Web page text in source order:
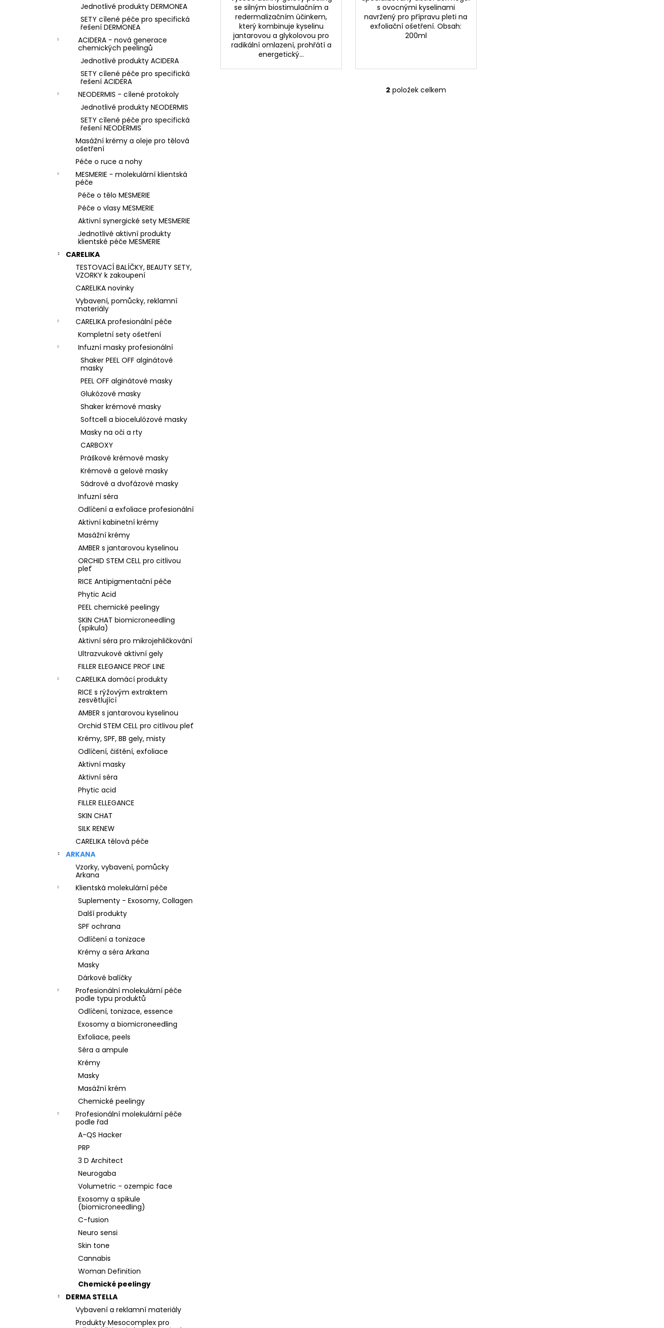
Jednotlivé produkty DERMONEA
SETY cílené péče pro specifická
řešení DERMONEA
ACIDERA - nová generace
chemických peelingů
Jednotlivé produkty ACIDERA
SETY cílené péče pro specifická
řešení ACIDERA
NEODERMIS - cílené protokoly
Jednotlivé produkty NEODERMIS
SETY cílené péče pro specifická
řešení NEODERMIS
Masážní krémy a oleje pro tělová
ošetření
Péče o ruce a nohy
MESMERIE - molekulární klientská
péče
Péče o tělo MESMERIE
Péče o vlasy MESMERIE
Aktivní synergické sety MESMERIE
Jednotlivé aktivní produkty
klientské péče MESMERIE
CARELIKA
TESTOVACÍ BALÍČKY, BEAUTY SETY,
VZORKY k zakoupení
CARELIKA novinky
Vybavení, pomůcky, reklamní
materiály
CARELIKA profesionální péče
Kompletní sety ošetření
Infuzní masky profesionální
Shaker PEEL OFF alginátové
masky
PEEL OFF alginátové masky
Glukózové masky
Shaker krémové masky
Softcell a biocelulózové masky
Masky na oči a rty
CARBOXY
Práškové krémové masky
Krémové a gelové masky
Sádrové a dvofázové masky
Infuzní séra
Odlíčení a exfoliace profesionální
Aktivní kabinetní krémy
Masážní krémy
AMBER s jantarovou kyselinou
ORCHID STEM CELL pro citlivou
pleť
RICE Antipigmentační péče
Phytic Acid
PEEL chemické peelingy
SKIN CHAT biomicroneedling
(spikula)
Aktivní séra pro mikrojehličkování
Ultrazvukové aktivní gely
FILLER ELEGANCE PROF LINE
CARELIKA domácí produkty
RICE s rýžovým extraktem
zesvětlující
AMBER s jantarovou kyselinou
Orchid STEM CELL pro citlivou pleť
Krémy, SPF, BB gely, misty
Odlíčení, čištění, exfoliace
Aktivní masky
Aktivní séra
Phytic acid
FILLER ELLEGANCE
SKIN CHAT
SILK RENEW
CARELIKA tělová péče
ARKANA
Vzorky, vybavení, pomůcky
Arkana
Klientská molekulární péče
Suplementy - Exosomy, Collagen
Další produkty
SPF ochrana
Odlíčení a tonizace
Krémy a séra Arkana
Masky
Dárkové balíčky
Profesionální molekulární péče
podle typu produktů
Odlíčení, tonizace, essence
Exosomy a biomicroneedling
Exfoliace, peels
Séra a ampule
Krémy
Masky
Masážní krém
Chemické peelingy
Profesionální molekulární péče
podle řad
A-QS Hacker
PRP
3 D Architect
Neurogaba
Volumetric - ozempic face
Exosomy a spikule
(biomicroneedling)
C-fusion
Neuro sensi
Skin tone
Cannabis
Woman Definition
Chemické peelingy
DERMA STELLA
Vybavení a reklamní materiály
Produkty Mesocomplex pro
se silným biostimulačním a
redermalizačním účinkem,
který kombinuje kyselinu
jantarovou a glykolovou pro
radikální omlazení, prohřátí a
energetický...
s ovocnými kyselinami
navržený pro přípravu pleti na
exfoliační ošetření. Obsah:
200ml
O
2 položek celkem